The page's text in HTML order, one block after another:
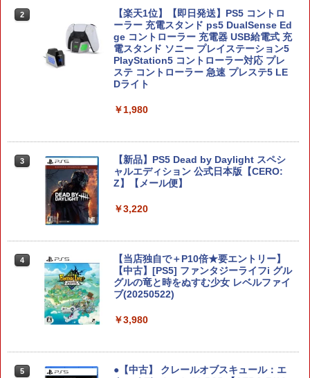
￥7,021
FINAL FANTASY X/X-2 HD Remaster
MAGES. 【Joshinオリジナル特典付】
（シュタインズゲート リブート） 通常
￥7,290
witch 2 Edition
2
【楽天1位】【即日発送】PS5 コントロ
ーラー 充電スタンド ps5 DualSense Ed
ge コントローラー 充電器 USB給電式 充
電スタンド ソニー プレイステーション5
PlayStation5 コントローラー対応 プレ
ステ コントローラー 急速 プレステ5 LE
Dライト
￥1,980
3
【新品】PS5 Dead by Daylight スペシ
ャルエディション 公式日本版【CERO:
Z】【メール便】
￥3,220
4
【当店独自で＋P10倍★要エントリー】
【中古】[PS5] ファンタジーライフi グル
グルの竜と時をぬすむ少女 レベルファイ
ブ(20250522)
￥3,980
5
●【中古】 クレールオブスキュール：エ